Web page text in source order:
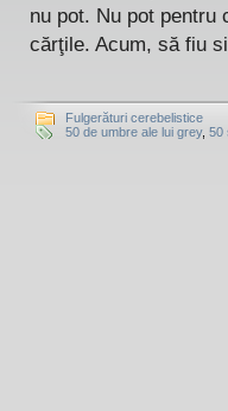
nu pot. Nu pot
cărţile. Acum, să fiu
Fulgerături cerebelistice
50 de umbre ale lui grey, 50